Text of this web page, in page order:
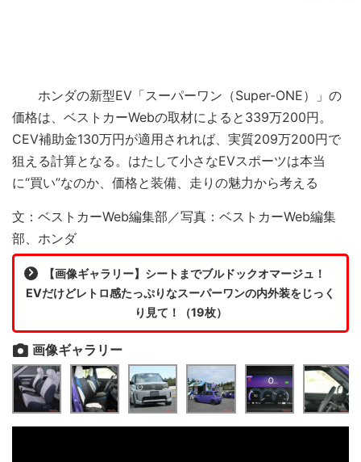
ホンダの新型EV「スーパーワン（Super-ONE）」の
価格は、ベストカーWebの取材によると339万200円。
CEV補助金130万円が適用されれば、実質209万200円で
狙える計算となる。はたして小さなEVスポーツは本当
に“買い”なのか、価格と装備、走りの魅力から考える
文：ベストカーWeb編集部／写真：ベストカーWeb編集
部、ホンダ
【画像ギャラリー】シートまでブルドックオマージュ！
EVだけどレトロ感たっぷりなスーパーワンの内外装をじっく
り見て！（19枚）
画像ギャラリー